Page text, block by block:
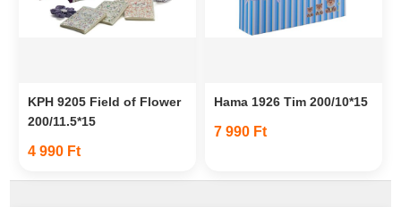
KPH 9205 Field of Flower
200/11.5*15
4 990 Ft
Hama 1926 Tim 200/10*15
7 990 Ft